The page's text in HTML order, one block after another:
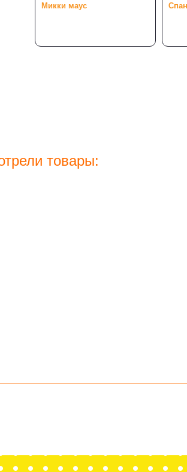
Микки маус
товары: